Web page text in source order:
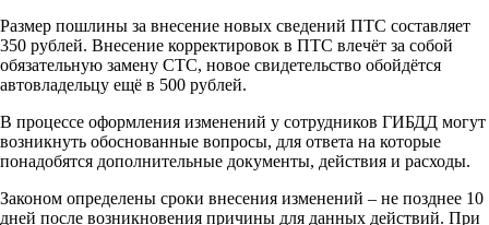
Размер пошлины за внесение новых сведений ПТС составляет
350 рублей. Внесение корректировок в ПТС влечёт за собой
обязательную замену СТС, новое свидетельство обойдётся
автовладельцу ещё в 500 рублей.
В процессе оформления изменений у сотрудников ГИБДД могут
возникнуть обоснованные вопросы, для ответа на которые
понадобятся дополнительные документы, действия и расходы.
Законом определены сроки внесения изменений – не позднее 10
дней после возникновения причины для данных действий. При